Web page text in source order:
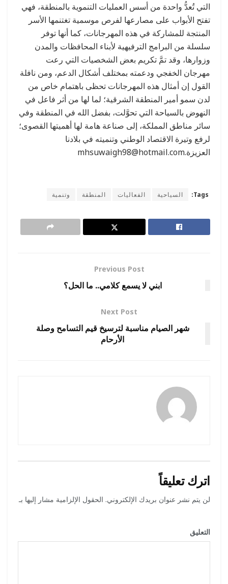
التي تُعدُّ واحدة من أسس العمليات التنموية بالمنطقة، فهي
تفتح الأبواب على مصارعها لفرص موسمية تغتنمها الأسر
المنتجة للمشاركة في هذه المهرجانات، كما أنها توفر
سلسلة من البرامج الترفيهية لأبناء المحافظات والمدن
وزوارها، وقد تمَّ تكريم بعض الشخصيات التي رعت
مهرجان الخفجي ودعمته بمختلف أشكال الدعم، ومن نافلة
القول إن أمثال هذه المهرجانات تحظى باهتمام خاص من
لدن سمو أمير المنطقة الشرقية؛ لما لها من أثر فاعل في
النهوض بالسياحة التي تحوَّلت، بفضل الله في المنطقة وفي
سائر مناطق المملكة، إلى صناعة هامة لها أهميتها القصوى؛
لرفع وتيرة الاقتصاد الوطني وتنميته في بلادنا
العزيزة.mhsuwaigh98@hotmail.com
Tags: السياحية الفعاليات المنطقة وتنمية
Previous Post
ابني لا يسمع كلامي.. ما الحل؟
Next Post
شهر الصيام مناسبة لترسيخ قيم التسامح وصلة
الأرحام
اترك تعليقاً
لن يتم نشر عنوان بريدك الإلكتروني. الحقول الإلزامية مشار إليها بـ
التعليق